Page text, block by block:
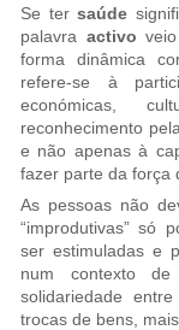
Se tersaúde
palavra activo
forma dinâmica
refere-se à
económicas,
reconhecimento
e não apenas à
fazer parte da força
As pessoas não
“improdutivas” só
ser estimuladas e
num contexto de
solidariedade
trocas de bens,